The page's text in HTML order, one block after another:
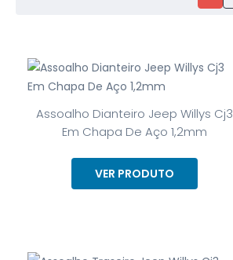
Assoalho Dianteiro Jeep Willys Cj3
Em Chapa De Aço 1,2mm
VER PRODUTO